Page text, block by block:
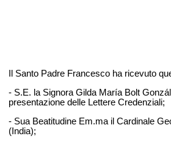
Il Santo Padre Francesco ha ricevuto
- S.E. la Signora Gilda María Bolt
presentazione delle Lettere Credenziali;
- Sua Beatitudine Em.ma il Cardinale
(India);